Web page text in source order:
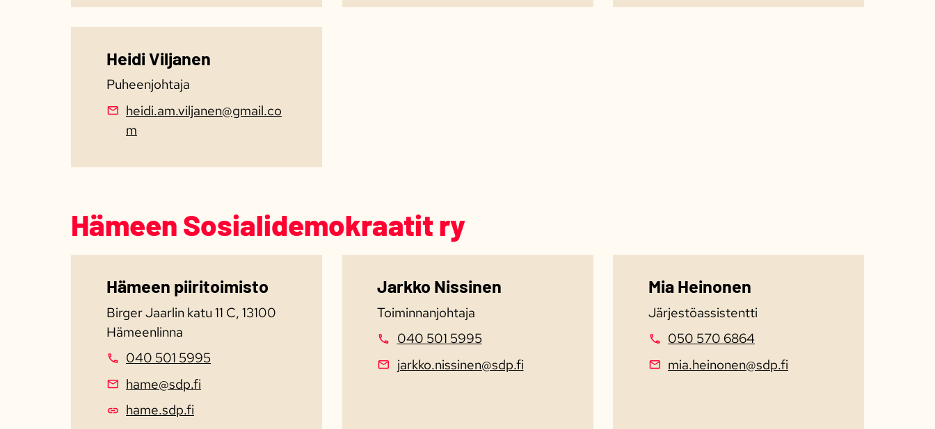
Heidi Viljanen
Puheenjohtaja
heidi.am.viljanen@gmail.co
m
Hämeen Sosialidemokraatit ry
Hämeen piiritoimisto
Birger Jaarlin katu 11 C, 13100
Hämeenlinna
040 501 5995
hame@sdp.fi
hame.sdp.fi
Jarkko Nissinen
Toiminnanjohtaja
040 501 5995
jarkko.nissinen@sdp.fi
Mia Heinonen
Järjestöassistentti
050 570 6864
mia.heinonen@sdp.fi